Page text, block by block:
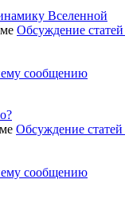
Вселенной
Обсуждение
Обсуждение статей